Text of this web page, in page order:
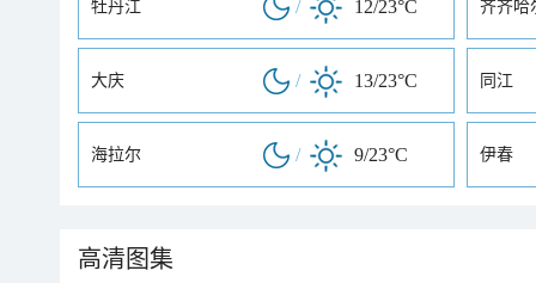
牡丹江 / 12/23°C 齐齐哈
大庆 / 13/23°C 同江
海拉尔 / 9/23°C 伊春
高清图集